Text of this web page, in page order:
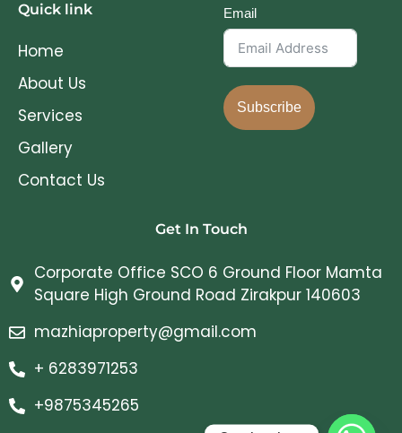
Quick link
Home
About Us
Services
Gallery
Contact Us
Email
Subscribe
Get In Touch
Corporate Office SCO 6 Ground Floor Mamta
Square High Ground Road Zirakpur 140603
mazhiaproperty@gmail.com
+ 6283971253
+9875345265